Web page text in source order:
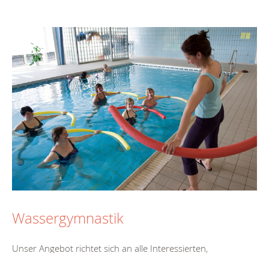
Wassergymnastik
Unser Angebot richtet sich an alle Interessierten,